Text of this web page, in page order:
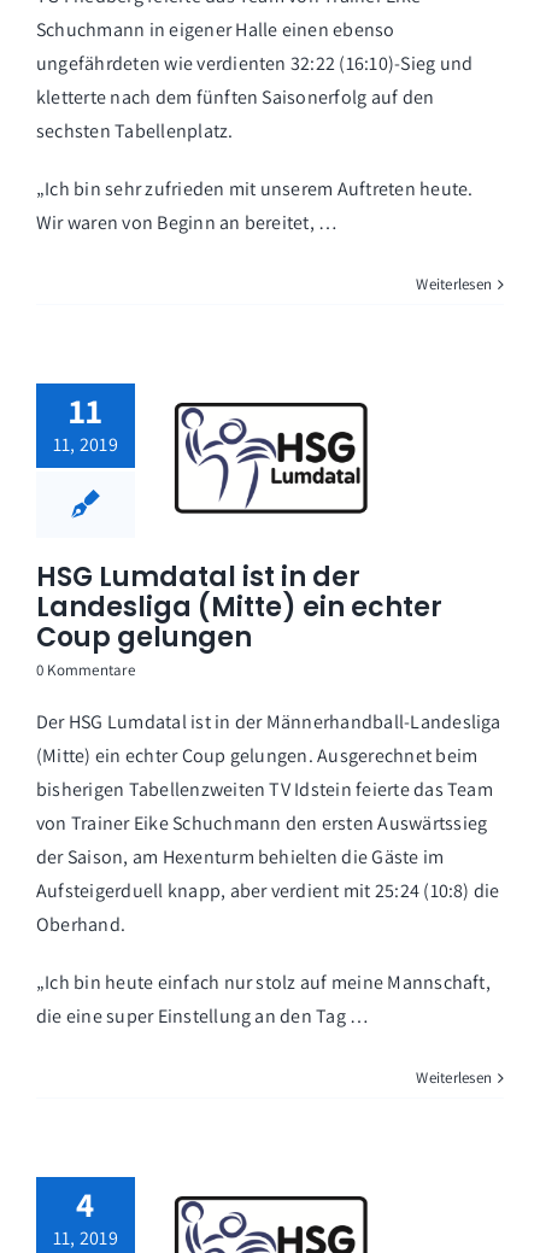
Schuchmann in eigener Halle einen ebenso
ungefährdeten wie verdienten 32:22 (16:10)-Sieg und
kletterte nach dem fünften Saisonerfolg auf den
sechsten Tabellenplatz.
„Ich bin sehr zufrieden mit unserem Auftreten heute.
Wir waren von Beginn an bereitet, …
Weiterlesen
11
11, 2019
HSG Lumdatal ist in der
Landesliga (Mitte) ein echter
Coup gelungen
0 Kommentare
Der HSG Lumdatal ist in der Männerhandball-Landesliga
(Mitte) ein echter Coup gelungen. Ausgerechnet beim
bisherigen Tabellenzweiten TV Idstein feierte das Team
von Trainer Eike Schuchmann den ersten Auswärtssieg
der Saison, am Hexenturm behielten die Gäste im
Aufsteigerduell knapp, aber verdient mit 25:24 (10:8) die
Oberhand.
„Ich bin heute einfach nur stolz auf meine Mannschaft,
die eine super Einstellung an den Tag …
Weiterlesen
4
11, 2019